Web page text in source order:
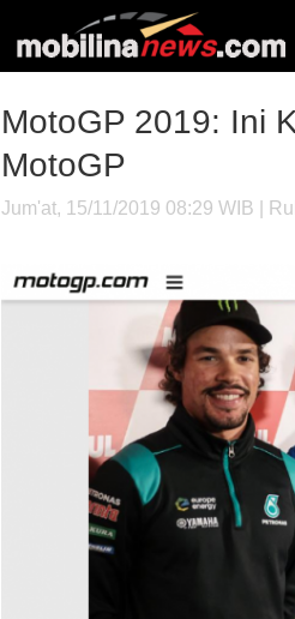
MotoGP 2019: Ini
MotoGP
Jum'at, 15/11/2019 08:29 WIB |